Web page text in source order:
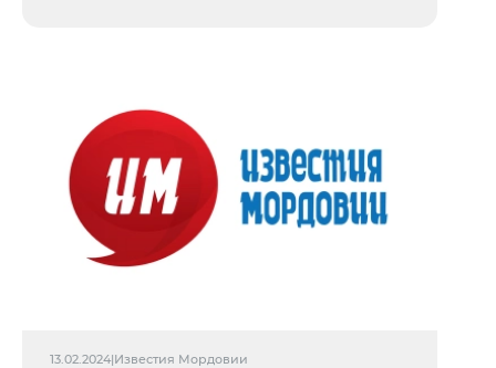
13.02.2024|Известия Мордовии